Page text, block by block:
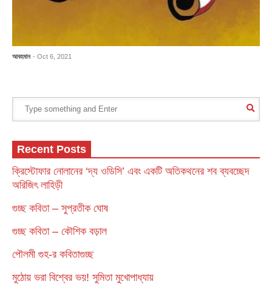
আবহমান - Oct 6, 2021
Recent Posts
ক্রিস্টোফার নোলানের ‘দ্য ওডিসি’ এবং একটি অতিকথনের শব ব্যবচ্ছেদ
অরিজিৎ লাহিড়ী
গুচ্ছ কবিতা – সুপ্রতীক ঘোষ
গুচ্ছ কবিতা – কৌশিক বড়াল
পৌলমী গুহ-র কবিতাগুচ্ছ
মুঠোয় ভরা বিশ্বের ভয়! সুমিতা মুখোপাধ্যায়